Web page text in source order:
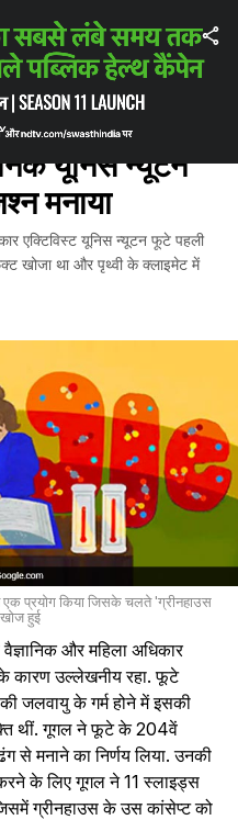
प्रभाव’ की खोज करने वाली
प्रभाव’ की
यूनिस न्यूटन
मनाया
एक्टिविस्ट यूनिस न्यूटन फूटे पहली
खोजा था और पृथ्वी के क्लाइमेट में
एक प्रयोग किया जिसके चलते 'ग्रीनहाउस
हुई
और महिला अधिकार
कारण उल्लेखनीय रहा. फूटे
जलवायु के गर्म होने में इसकी
थीं. गूगल ने फूटे के 204वें
से मनाने का निर्णय लिया. उनकी
के लिए गूगल ने 11 स्लाइड्स
ग्रीनहाउस के उस कांसेप्ट को